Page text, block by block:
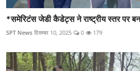
*समेरिटंस जेडी कैडेट्स ने राष्ट्रीय स्तर पर
SPT News दिसम्बर 10, 2025 0 179